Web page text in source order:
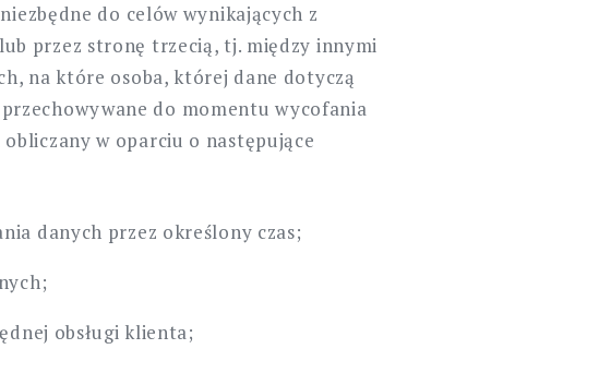
do celów wynikających z
przez stronę trzecią, tj. między innymi
na które osoba, której dane dotyczą
do momentu wycofania
w oparciu o następujące
danych przez określony czas;
obsługi klienta;